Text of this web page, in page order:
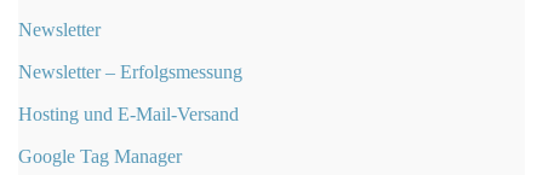
Newsletter
Newsletter – Erfolgsmessung
Hosting und E-Mail-Versand
Google Tag Manager